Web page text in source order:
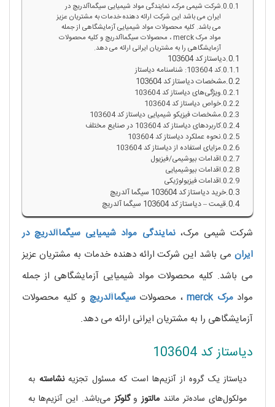
شرکت شیمی مرک، نمایندگی مواد شیمیایی سیگماآلدریچ در
ایران می باشد این شرکت ارائه دهنده خدمات به مشتریان عزیز
می باشد. کلیه محصولات مواد شیمیایی آزمایشگاهی از جمله
مواد مرک merck ، محصولات سیگماآلدریچ و کلیه محصولات
آزمایشگاهی را به مشتریان ایرانی ارائه می دهد.
دیاستاز کد 103604
کد 103604: شناسنامه دیاستاز
مشخصات دیاستاز کد 103604
ویژگی‌های دیاستاز کد 103604
خواص دیاستاز کد 103604
مشخصات فیزیکو شیمیایی دیاستاز کد 103604
کاربردهای دیاستاز کد 103604 در صنایع مختلف
نحوه عملکرد دیاستاز کد 103604
مزایای استفاده از دیاستاز کد 103604
اقدامات بیوشیمی/فیزیول
اقدامات بیوشیمیایی
اقدامات فیزیولوژیکی
خرید دیاستاز کد 103604 سیگما آلدریچ
قیمت – دیاستاز کد 103604 سیگما آلدریچ
شرکت شیمی مرک،نمایندگی مواد شیمیایی سیگماآلدریچ در
ایران می باشد این شرکت ارائه دهنده خدمات به مشتریان عزیز
می باشد. کلیه محصولات مواد شیمیایی آزمایشگاهی از جمله
مواد مرک merck ، محصولاتسیگماآلدریچ و کلیه محصولات
آزمایشگاهی را به مشتریان ایرانی ارائه می دهد.
دیاستاز کد 103604
دیاستاز یک گروه از آنزیم‌ها است که مسئول تجزیهنشاسته به
مولکول‌های ساده‌تر مانند مالتوزوگلوکزمی‌باشد. این آنزیم‌ها به